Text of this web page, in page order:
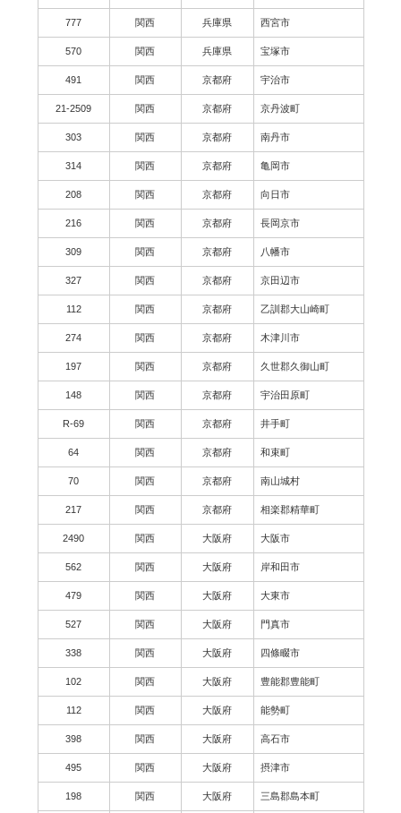
777 関西 兵庫県 西宮市
570 関西 兵庫県 宝塚市
491 関西 京都府 宇治市
21-2509 関西 京都府 京丹波町
303 関西 京都府 南丹市
314 関西 京都府 亀岡市
208 関西 京都府 向日市
216 関西 京都府 長岡京市
309 関西 京都府 八幡市
327 関西 京都府 京田辺市
112 関西 京都府 乙訓郡大山崎町
274 関西 京都府 木津川市
197 関西 京都府 久世郡久御山町
148 関西 京都府 宇治田原町
R-69 関西 京都府 井手町
64 関西 京都府 和束町
70 関西 京都府 南山城村
217 関西 京都府 相楽郡精華町
2490 関西 大阪府 大阪市
562 関西 大阪府 岸和田市
479 関西 大阪府 大東市
527 関西 大阪府 門真市
338 関西 大阪府 四條畷市
102 関西 大阪府 豊能郡豊能町
112 関西 大阪府 能勢町
398 関西 大阪府 高石市
495 関西 大阪府 摂津市
198 関西 大阪府 三島郡島本町